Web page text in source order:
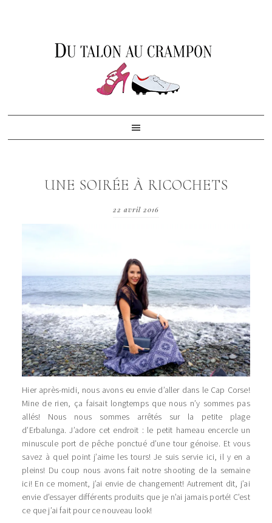
UNE SOIRÉE À RICOCHETS
22 avril 2016
Hier après-midi, nous avons eu envie d’aller dans le Cap Corse!
Mine de rien, ça faisait longtemps que nous n’y sommes pas
allés! Nous nous sommes arrêtés sur la petite plage
d’Erbalunga. J’adore cet endroit : le petit hameau encercle un
minuscule port de pêche ponctué d’une tour génoise. Et vous
savez à quel point j’aime les tours! Je suis servie ici, il y en a
pleins! Du coup nous avons fait notre shooting de la semaine
ici! En ce moment, j’ai envie de changement! Autrement dit, j’ai
envie d’essayer différents produits que je n’ai jamais porté! C’est
ce que j’ai fait pour ce nouveau look!